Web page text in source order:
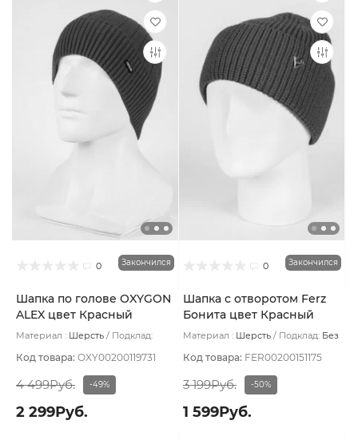
0 Закончился
Шапка по голове OXYGON
ALEX цвет Красный
Материал : Шерсть
Подклад:
Код товара: OXY00200119731
4 499Руб. -49%
2 299Руб.
0 Закончился
Шапка с отворотом Ferz
Бонита цвет Красный
Материал : Шерсть Подклад: Без
Код товара: FER00200151175
3 199Руб. -50%
1 599Руб.